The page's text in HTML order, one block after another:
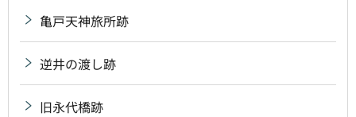
亀戸天神旅所跡
逆井の渡し跡
旧永代橋跡